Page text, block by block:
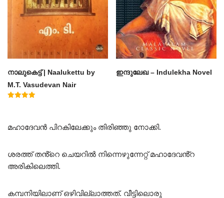
നാലുകെട്ട് | Naalukettu by
M.T. Vasudevan Nair
ഇന്ദുലേഖ – Indulekha Novel
മഹാദേവൻ പിറകിലേക്കും തിരിഞ്ഞു നോക്കി.
ശരത്ത് തൻ്റെ ചെയറിൽ നിന്നെഴുന്നേറ്റ് മഹാദേവൻ്റ
അരികിലെത്തി.
കമ്പനിയിലാണ് ഒഴിവില്ലാത്തത്. വീട്ടിലൊരു